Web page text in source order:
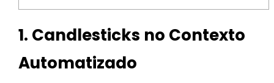
1. Candlesticks no Contexto
Automatizado